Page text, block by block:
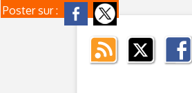
Poster sur :